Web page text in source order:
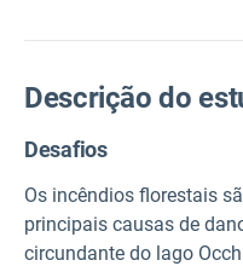
Descrição do
Desafios
Os incêndios florestais
principais causas de
circundante do lago